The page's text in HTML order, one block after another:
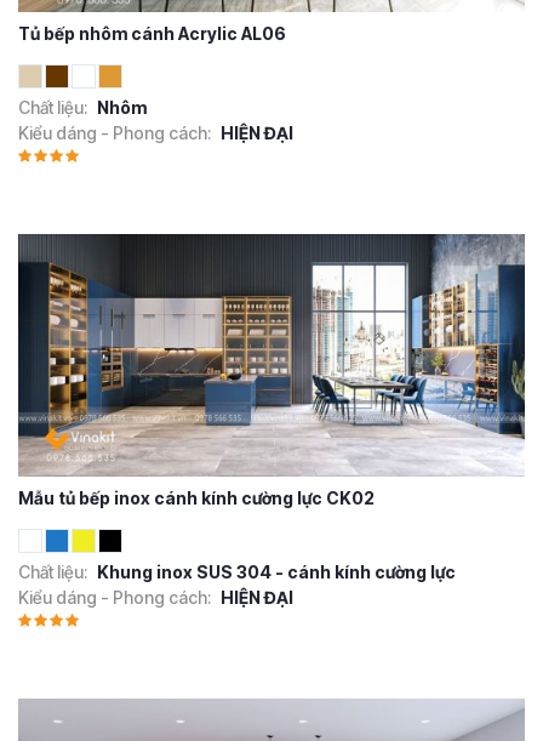
Tủ bếp nhôm cánh Acrylic AL06
Chất liệu: Nhôm
Kiểu dáng - Phong cách: HIỆN ĐẠI
Mẫu tủ bếp inox cánh kính cường lực CK02
Chất liệu: Khung inox SUS 304 - cánh kính cường lực
Kiểu dáng - Phong cách: HIỆN ĐẠI